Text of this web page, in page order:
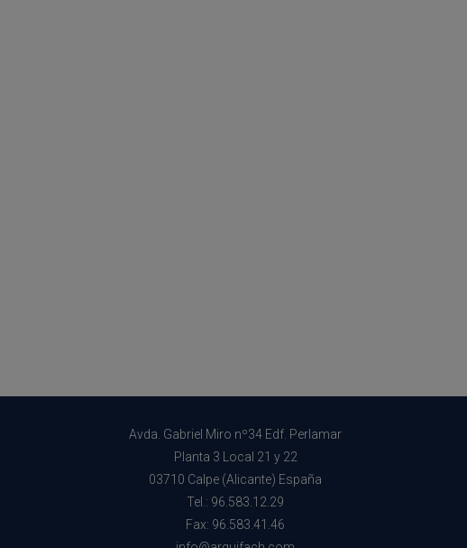
Avda. Gabriel Miro nº34 Edf. Perlamar
Planta 3 Local 21 y 22
03710 Calpe (Alicante) España
Tel.: 96.583.12.29
Fax: 96.583.41.46